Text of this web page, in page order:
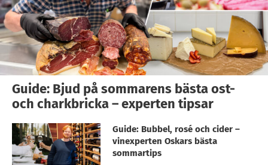
Guide: Bjud på sommarens bästa ost-
och charkbricka – experten tipsar
Guide: Bubbel, rosé och cider –
vinexperten Oskars bästa
sommartips